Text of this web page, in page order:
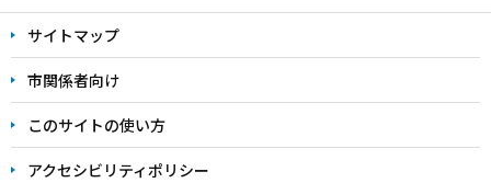
文
こ
こ
ま
で
サイトマップ
市関係者向け
このサイトの使い方
アクセシビリティポリシー